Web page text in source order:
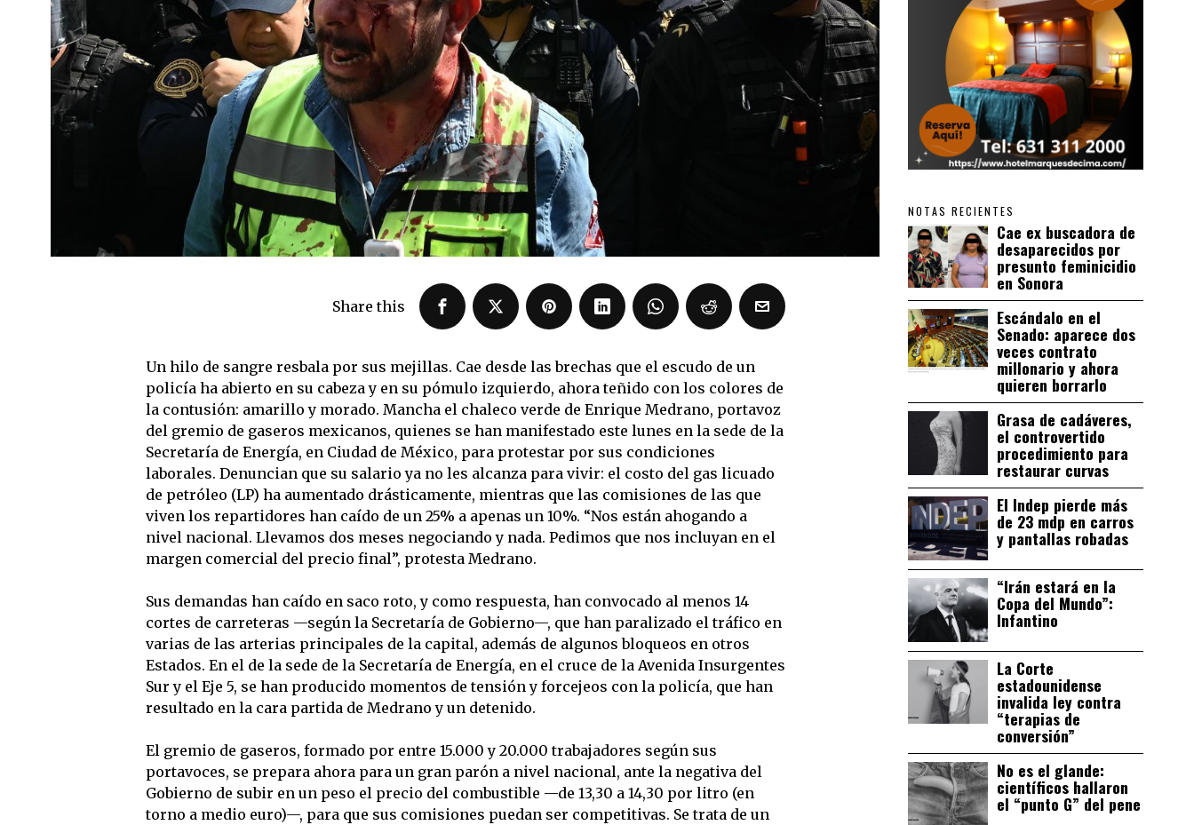
Share this
Un hilo de sangre resbala por sus mejillas. Cae desde las brechas que el escudo de un
policía ha abierto en su cabeza y en su pómulo izquierdo, ahora teñido con los colores de
la contusión: amarillo y morado. Mancha el chaleco verde de Enrique Medrano, portavoz
del gremio de gaseros mexicanos, quienes se han manifestado este lunes en la sede de la
Secretaría de Energía, en Ciudad de México, para protestar por sus condiciones
laborales. Denuncian que su salario ya no les alcanza para vivir: el costo del gas licuado
de petróleo (LP) ha aumentado drásticamente, mientras que las comisiones de las que
viven los repartidores han caído de un 25% a apenas un 10%. “Nos están ahogando a
nivel nacional. Llevamos dos meses negociando y nada. Pedimos que nos incluyan en el
margen comercial del precio final”, protesta Medrano.
Sus demandas han caído en saco roto, y como respuesta, han convocado al menos 14
cortes de carreteras —según la Secretaría de Gobierno—, que han paralizado el tráfico en
varias de las arterias principales de la capital, además de algunos bloqueos en otros
Estados. En el de la sede de la Secretaría de Energía, en el cruce de la Avenida Insurgentes
Sur y el Eje 5, se han producido momentos de tensión y forcejeos con la policía, que han
resultado en la cara partida de Medrano y un detenido.
El gremio de gaseros, formado por entre 15.000 y 20.000 trabajadores según sus
portavoces, se prepara ahora para un gran parón a nivel nacional, ante la negativa del
Gobierno de subir en un peso el precio del combustible —de 13,30 a 14,30 por litro (en
torno a medio euro)—, para que sus comisiones puedan ser competitivas. Se trata de un
NOTAS RECIENTES
Cae ex buscadora de
desaparecidos por
presunto feminicidio
en Sonora
Escándalo en el
Senado: aparece dos
veces contrato
millonario y ahora
quieren borrarlo
Grasa de cadáveres,
el controvertido
procedimiento para
restaurar curvas
El Indep pierde más
de 23 mdp en carros
y pantallas robadas
“Irán estará en la
Copa del Mundo”:
Infantino
La Corte
estadounidense
invalida ley contra
“terapias de
conversión”
No es el glande:
científicos hallaron
el “punto G” del pene